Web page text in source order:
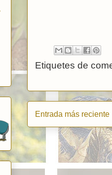
Etiquetes de
Entrada más reciente